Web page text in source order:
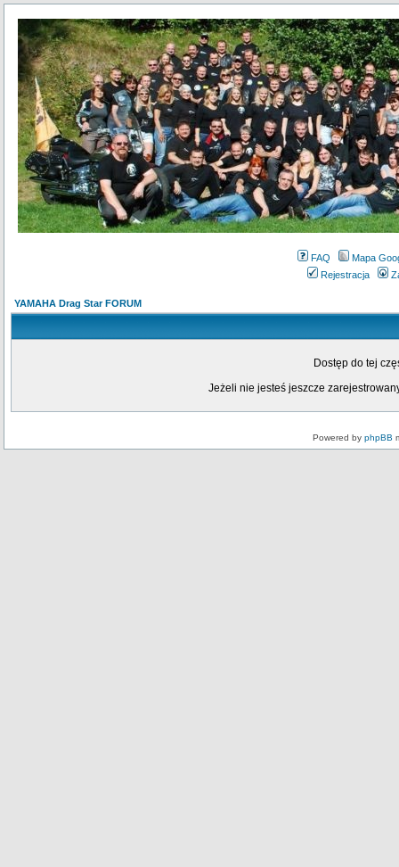
FAQ
Mapa
Rejestracja
YAMAHA Drag Star FORUM
Dostęp do tej
Jeżeli nie jesteś jeszcze
Powered by phpBB